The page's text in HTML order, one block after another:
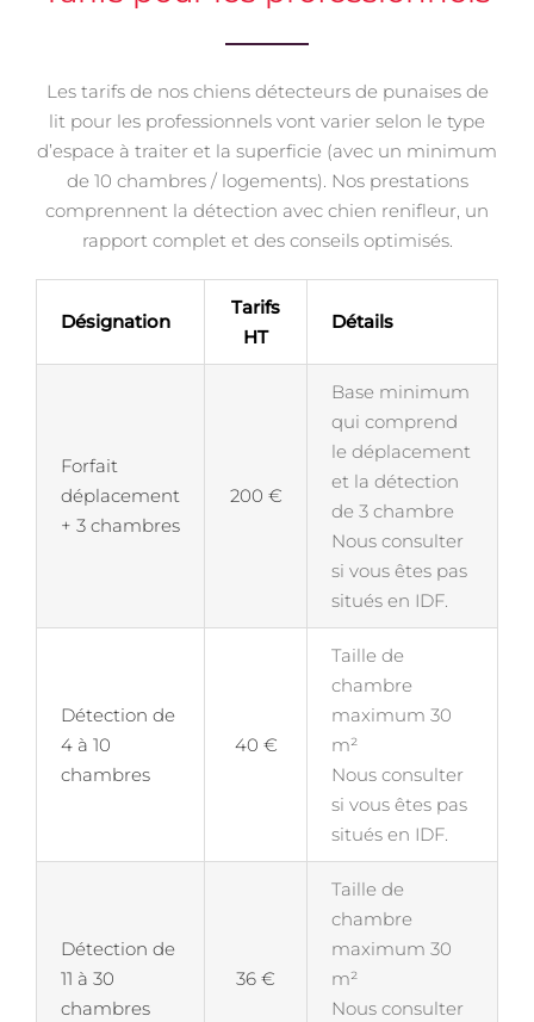
Les tarifs de nos chiens détecteurs de punaises de
lit pour les professionnels vont varier selon le type
d’espace à traiter et la superficie (avec un minimum
de 10 chambres / logements). Nos prestations
comprennent la détection avec chien renifleur, un
rapport complet et des conseils optimisés.
Désignation
Tarifs
HT
Détails
Forfait
déplacement
+ 3 chambres
200 €
Base minimum
qui comprend
le déplacement
et la détection
de 3 chambre
Nous consulter
si vous êtes pas
situés en IDF.
Détection de
4 à 10
chambres
40 €
Taille de
chambre
maximum 30
m²
Nous consulter
si vous êtes pas
situés en IDF.
Détection de
11 à 30
chambres
36 €
Taille de
chambre
maximum 30
m²
Nous consulter